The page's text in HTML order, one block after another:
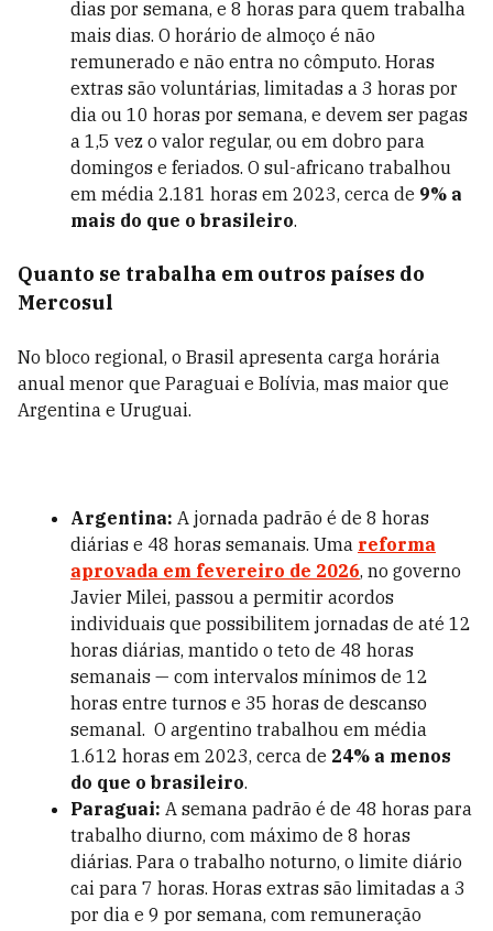
dias por semana, e 8 horas para quem trabalha
mais dias. O horário de almoço é não
remunerado e não entra no cômputo. Horas
extras são voluntárias, limitadas a 3 horas por
dia ou 10 horas por semana, e devem ser pagas
a 1,5 vez o valor regular, ou em dobro para
domingos e feriados. O sul-africano trabalhou
em média 2.181 horas em 2023, cerca de 9% a
mais do que o brasileiro.
Quanto se trabalha em outros países do
Mercosul
No bloco regional, o Brasil apresenta carga horária
anual menor que Paraguai e Bolívia, mas maior que
Argentina e Uruguai.
Argentina: A jornada padrão é de 8 horas
diárias e 48 horas semanais. Uma reforma
aprovada em fevereiro de 2026, no governo
Javier Milei, passou a permitir acordos
individuais que possibilitem jornadas de até 12
horas diárias, mantido o teto de 48 horas
semanais — com intervalos mínimos de 12
horas entre turnos e 35 horas de descanso
semanal. O argentino trabalhou em média
1.612 horas em 2023, cerca de 24% a menos
do que o brasileiro.
Paraguai: A semana padrão é de 48 horas para
trabalho diurno, com máximo de 8 horas
diárias. Para o trabalho noturno, o limite diário
cai para 7 horas. Horas extras são limitadas a 3
por dia e 9 por semana, com remuneração